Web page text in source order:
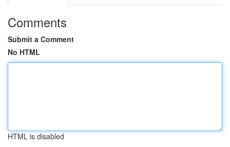
Comments
Submit a Comment
No HTML
HTML is disabled